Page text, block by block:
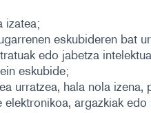
izatea;
eskubideren bat
edo jabetza
eskubide;
urratzea, hala nola izena,
argazkiak